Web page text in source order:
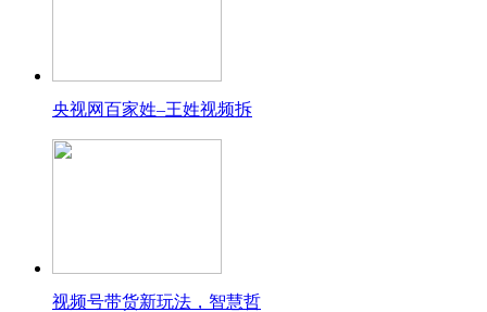
央视网百家姓–王姓视频拆
视频号带货新玩法，智慧哲